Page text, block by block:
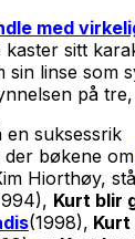
med
kaster sitt
sin linse som
på
en suksessrik
bøkene om
Hiorthøy,
Kurt blir
(1998), Kurt